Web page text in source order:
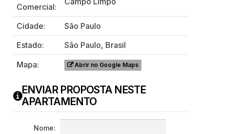
Comercial:
Cidade:
São Paulo
Estado:
São Paulo, Brasil
Mapa:
Abrir no Google Maps
ENVIAR PROPOSTA NESTE
APARTAMENTO
Nome: